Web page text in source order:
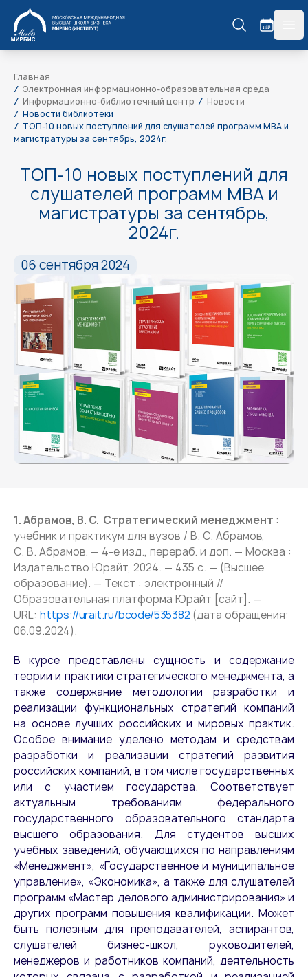
МИРБИС
Главная
Электронная информационно-образовательная среда
Информационно-библиотечный центр
Новости
Новости библиотеки
ТОП-10 новых поступлений для слушателей программ MBA и
магистратуры за сентябрь, 2024г.
ТОП-10 новых поступлений для
слушателей программ MBA и
магистратуры за сентябрь,
2024г.
06 сентября 2024
1. Абрамов, В. С. Стратегический менеджмент :
учебник и практикум для вузов / В. С. Абрамов,
С. В. Абрамов. — 4-е изд., перераб. и доп. — Москва :
Издательство Юрайт, 2024. — 435 с. — (Высшее
образование). — Текст : электронный //
Образовательная платформа Юрайт [сайт]. —
URL: https://urait.ru/bcode/535382 (дата обращения:
06.09.2024).
В курсе представлены сущность и содержание
теории и практики стратегического менеджмента, а
также содержание методологии разработки и
реализации функциональных стратегий компаний
на основе лучших российских и мировых практик.
Особое внимание уделено методам и средствам
разработки и реализации стратегий развития
российских компаний, в том числе государственных
или с участием государства. Соответствует
актуальным требованиям федерального
государственного образовательного стандарта
высшего образования. Для студентов высших
учебных заведений, обучающихся по направлениям
«Менеджмент», «Государственное и муниципальное
управление», «Экономика», а также для слушателей
программ «Мастер делового администрирования» и
других программ повышения квалификации. Может
быть полезным для преподавателей, аспирантов,
слушателей бизнес-школ, руководителей,
менеджеров и работников компаний, деятельность